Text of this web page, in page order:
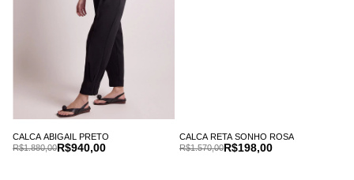
CALCA ABIGAIL PRETO
R$940,00
R$1.880,00
CALCA RETA SONHO ROSA
R$198,00
R$1.570,00